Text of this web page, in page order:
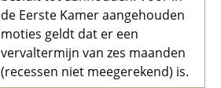
de Eerste Kamer aangehouden
moties geldt dat er een
vervaltermijn van zes maanden
(recessen niet meegerekend) is.